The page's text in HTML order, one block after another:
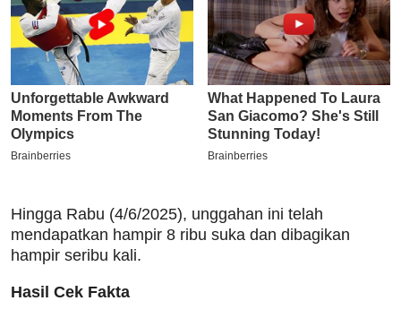
Hingga Rabu (4/6/2025), unggahan ini telah
mendapatkan hampir 8 ribu suka dan dibagikan
hampir seribu kali.
Hasil Cek Fakta